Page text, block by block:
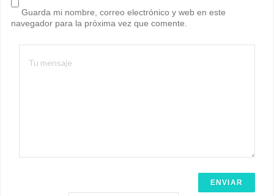
Guarda mi nombre, correo electrónico y web en este
navegador para la próxima vez que comente.